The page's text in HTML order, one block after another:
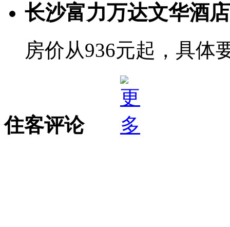
长沙富力万达文华酒
房价从936元起，具体
住客评论